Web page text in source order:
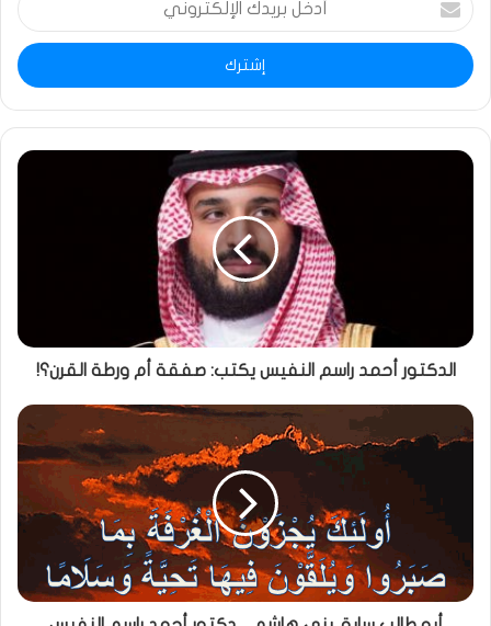
بريدك
الإلكتروني
الدكتور أحمد راسم النفيس يكتب: صفقة أم ورطة القرن؟!